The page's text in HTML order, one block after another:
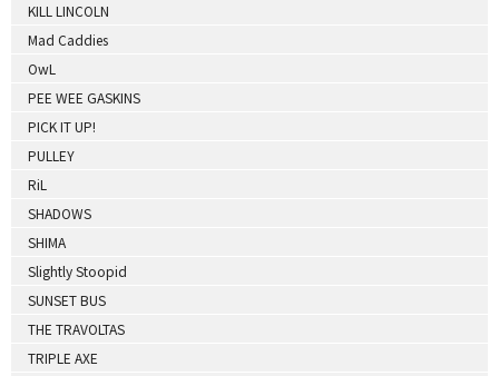
KILL LINCOLN
Mad Caddies
OwL
PEE WEE GASKINS
PICK IT UP!
PULLEY
RiL
SHADOWS
SHIMA
Slightly Stoopid
SUNSET BUS
THE TRAVOLTAS
TRIPLE AXE